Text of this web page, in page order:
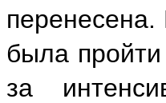
была
за